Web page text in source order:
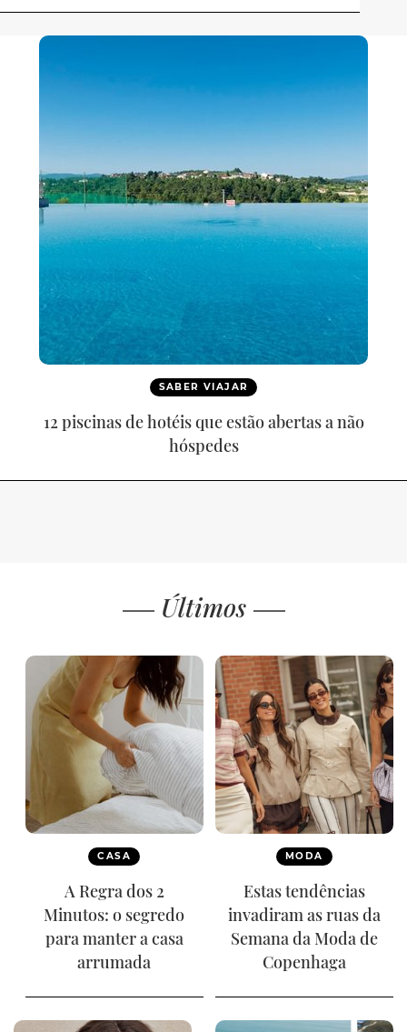
SABER VIAJAR
12 piscinas de hotéis que estão abertas a não
hóspedes
Últimos
CASA
A Regra dos 2
Minutos: o segredo
para manter a casa
arrumada
MODA
Estas tendências
invadiram as ruas da
Semana da Moda de
Copenhaga